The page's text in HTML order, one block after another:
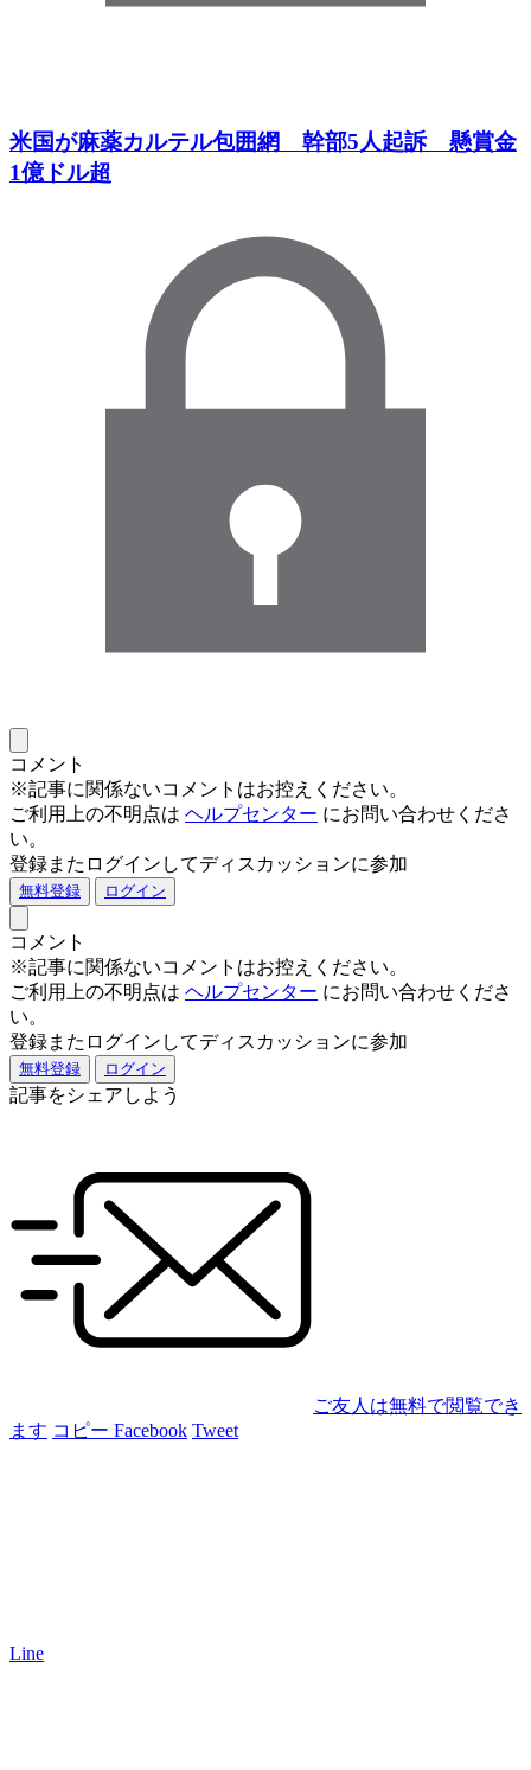
米国が麻薬カルテル包囲網 幹部5人起訴 懸賞金
1億ドル超
コメント
※記事に関係ないコメントはお控えください。
ご利用上の不明点は ヘルプセンター にお問い合わせくださ
い。
登録またログインしてディスカッションに参加
無料登録 ログイン
コメント
※記事に関係ないコメントはお控えください。
ご利用上の不明点は ヘルプセンター にお問い合わせくださ
い。
登録またログインしてディスカッションに参加
無料登録 ログイン
記事をシェアしよう
ご友人は無料で閲覧でき
ます コピー Facebook Tweet
Line